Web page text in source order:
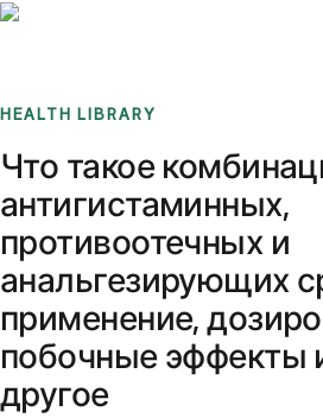
HEALTH LIBRARY
Что такое
антигистаминных,
противоотечных и
анальгезирующих
применение,
побочные эффекты
другое